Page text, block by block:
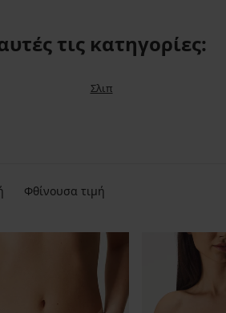
τις κατηγορίες:
Σλιπ
Φθίνουσα τιμή